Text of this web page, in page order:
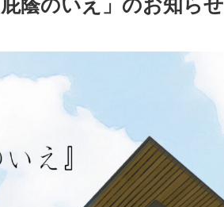
蔭のいえ」のお知らせ